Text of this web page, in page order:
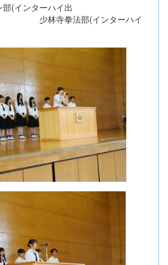
ンターハイ出
法部(インターハイ